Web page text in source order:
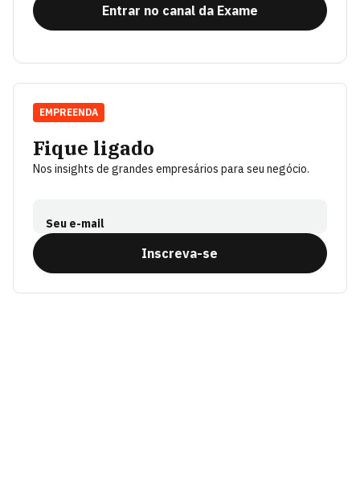
Entrar no canal da Exame
Fique ligado
Nos insights de grandes empresários para seu negócio.
Seu e-mail
Inscreva-se
EMPREENDA